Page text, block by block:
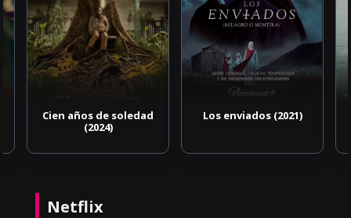
Cien años de soledad
(2024)
Los enviados (2021)
Netflix